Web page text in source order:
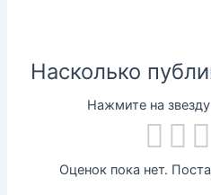
Насколько
Нажмите на
Оценок пока нет.